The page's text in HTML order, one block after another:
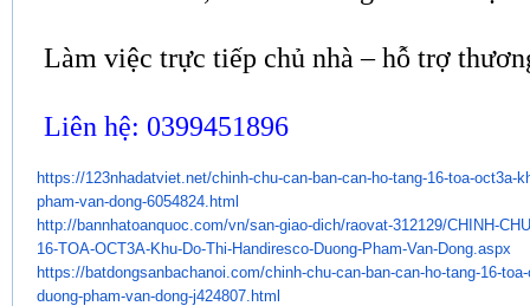
Làm việc trực tiếp chủ nhà – hỗ trợ
Liên hệ: 0399451896
https://123nhadatviet.net/chinh-chu-can-ban-can-ho-tang-16-toa-oct3a-
pham-van-dong-6054824.html
http://bannhatoanquoc.com/vn/san-giao-dich/raovat-312129/CHINH-
16-TOA-OCT3A-Khu-Do-Thi-Handiresco-Duong-Pham-Van-Dong.aspx
https://batdongsanbachanoi. com/chinh-chu-can-ban-can-ho-tang-16-
duong-pham-van-dong-j424807.html